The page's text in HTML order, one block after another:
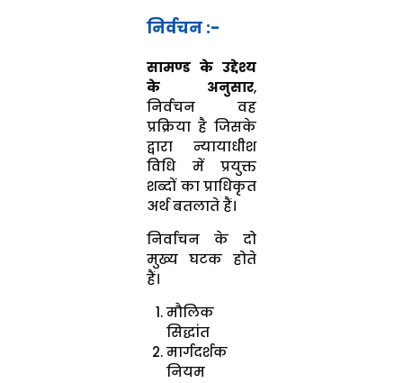
निर्वचन :-
सामण्ड के उद्देश्य
के अनुसार,
निर्वचन वह
प्रक्रिया है जिसके
द्वारा न्यायाधीश
विधि में प्रयुक्त
शब्दों का प्राधिकृत
अर्थ बतलाते हैं।
निर्वाचन के दो
मुख्य घटक होते
हैं।
मौलिक
सिद्धांत
मार्गदर्शक
नियम